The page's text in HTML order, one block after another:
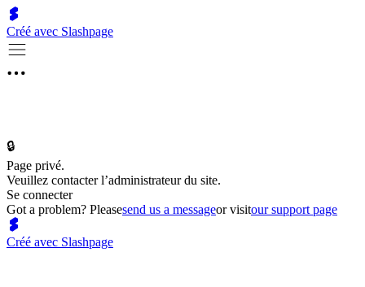
Créé avec Slashpage
🔒
Page privé.
Veuillez contacter l’administrateur du site.
Se connecter
Got a problem? Pleasesend us a messageor visitour support page
Créé avec Slashpage